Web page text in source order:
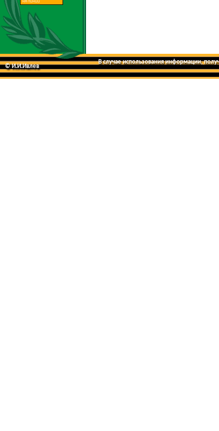
© И.И.Ивлев
В случае использования информации,